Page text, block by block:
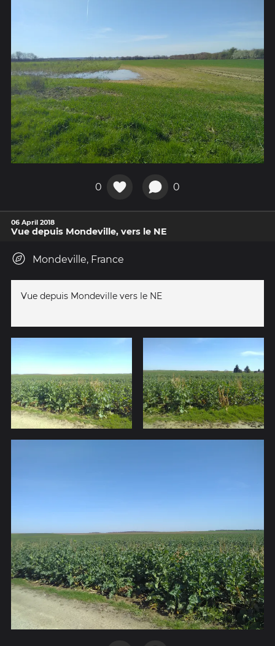
0 0
06 April 2018
Vue depuis Mondeville, vers le NE
Mondeville, France
Vue depuis Mondeville vers le NE